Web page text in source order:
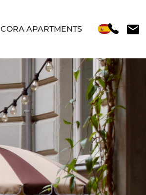
CORA APARTMENTS